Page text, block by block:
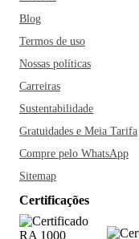
Blog
Termos de uso
Nossas políticas
Carreiras
Sustentabilidade
Gratuidades e Meia Tarifa
Compre pelo WhatsApp
Sitemap
Certificações